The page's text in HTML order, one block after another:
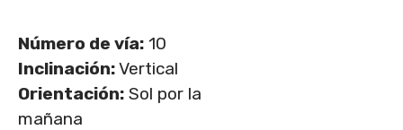
Número de vía: 10
Inclinación:Vertical
Orientación: Sol por la
mañana